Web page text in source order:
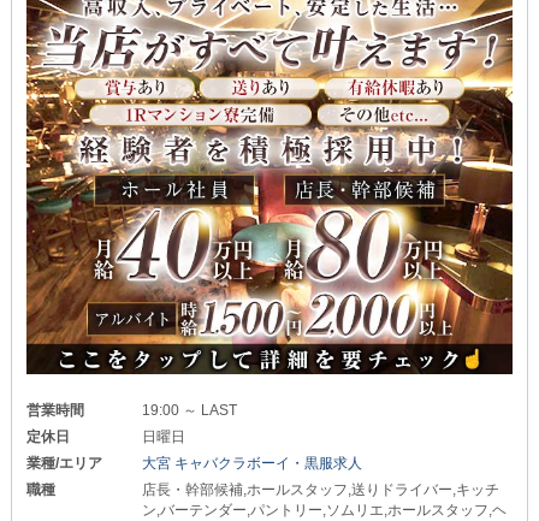
営業時間
19:00 ～ LAST
定休日
日曜日
業種/エリア
大宮 キャバクラボーイ・黒服求人
職種
店長・幹部候補,ホールスタッフ,送りドライバー,キッチ
ン,バーテンダー,パントリー,ソムリエ,ホールスタッフ,ヘ